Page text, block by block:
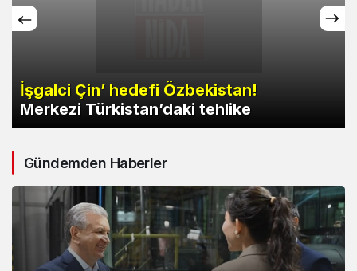
İşgalci Çin’ hedefi Özbekistan!
Merkezi Türkistan’daki tehlike
Gündemden Haberler